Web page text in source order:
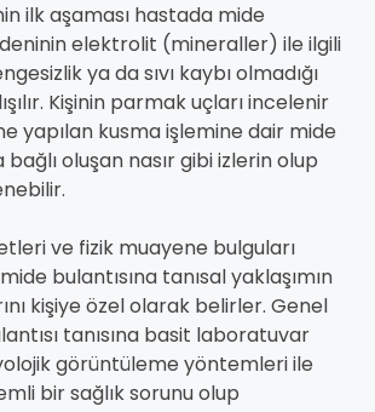
ilk aşaması hastada mide
elektrolit (mineraller) ile ilgili
ya da sıvı kaybı olmadığı
Kişinin parmak uçları incelenir
yapılan kusma işlemine dair mide
oluşan nasır gibi izlerin olup
ve fizik muayene bulguları
bulantısına tanısal yaklaşımın
kişiye özel olarak belirler. Genel
tanısına basit laboratuvar
görüntüleme yöntemleri ile
bir sağlık sorunu olup